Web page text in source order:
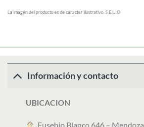
La imagén del producto es de caracter ilustrativo. S.E.U.O
Información y contacto
UBICACION
︎ Eusebio Blanco 646 – Mendoza